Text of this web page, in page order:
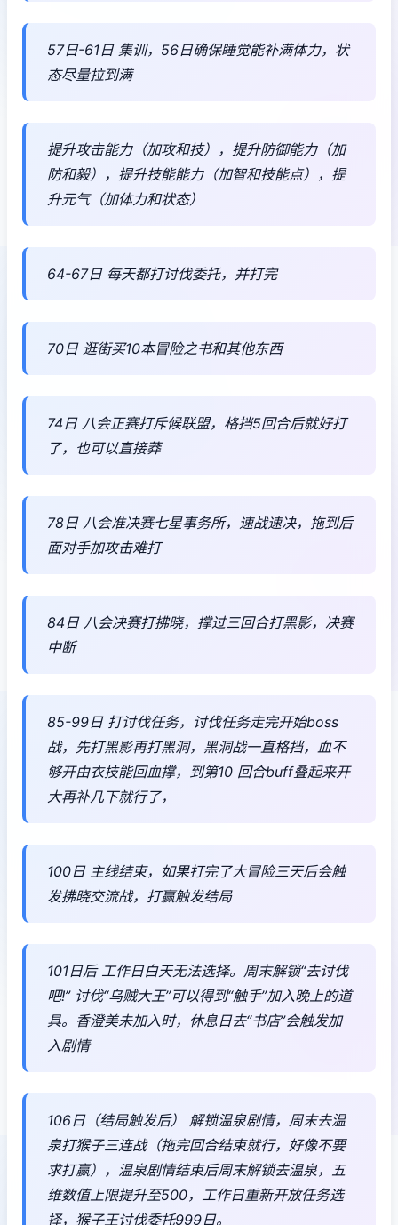
57日-61日 集训，56日确保睡觉能补满体力，状
态尽量拉到满
提升攻击能力（加攻和技），提升防御能力（加
防和毅），提升技能能力（加智和技能点），提
升元气（加体力和状态）
64-67日 每天都打讨伐委托，并打完
70日 逛街买10本冒险之书和其他东西
74日 八会正赛打斥候联盟，格挡5回合后就好打
了，也可以直接莽
78日 八会准决赛七星事务所，速战速决，拖到后
面对手加攻击难打
84日 八会决赛打拂晓，撑过三回合打黑影，决赛
中断
85-99日 打讨伐任务，讨伐任务走完开始boss
战，先打黑影再打黑洞，黑洞战一直格挡，血不
够开由衣技能回血撑，到第10 回合buff叠起来开
大再补几下就行了，
100日 主线结束，如果打完了大冒险三天后会触
发拂晓交流战，打赢触发结局
101日后 工作日白天无法选择。周末解锁“去讨伐
吧!” 讨伐“乌贼大王”可以得到“触手”加入晚上的道
具。香澄美未加入时，休息日去“书店”会触发加
入剧情
106日（结局触发后） 解锁温泉剧情，周末去温
泉打猴子三连战（拖完回合结束就行，好像不要
求打赢），温泉剧情结束后周末解锁去温泉，五
维数值上限提升至500，工作日重新开放任务选
择，猴子王讨伐委托999日。